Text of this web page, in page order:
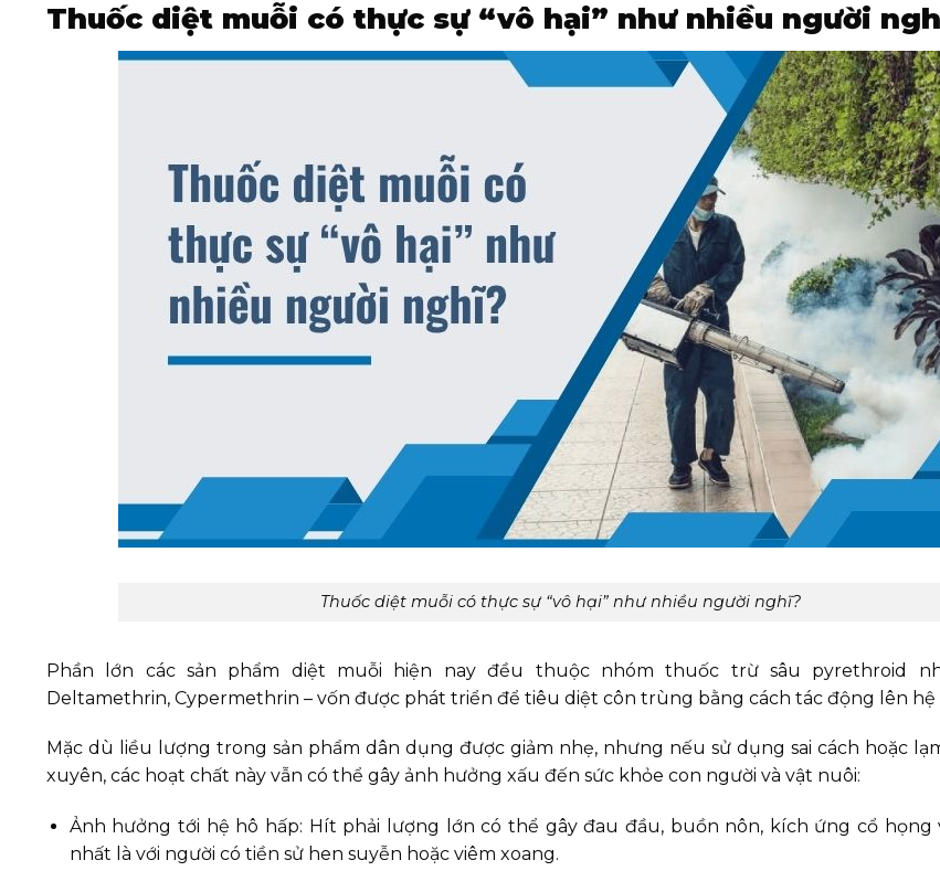
Thuốc diệt muỗi có thực sự “vô hại” như nhiều người
Thuốc diệt muỗi có thực sự “vô hại” như nhiều người nghĩ?
Phần lớn các sản phẩm diệt muỗi hiện nay đều thuộc nhóm thuốc trừ sâu pyrethroid
Deltamethrin, Cypermethrin – vốn được phát triển để tiêu diệt côn trùng bằng cách tác động lên hệ
Mặc dù liều lượng trong sản phẩm dân dụng được giảm nhẹ, nhưng nếu sử dụng sai cách hoặc
xuyên, các hoạt chất này vẫn có thể gây ảnh hưởng xấu đến sức khỏe con người và vật nuôi:
Ảnh hưởng tới hệ hô hấp: Hít phải lượng lớn có thể gây đau đầu, buồn nôn, kích ứng cổ họng
nhất là với người có tiền sử hen suyễn hoặc viêm xoang.